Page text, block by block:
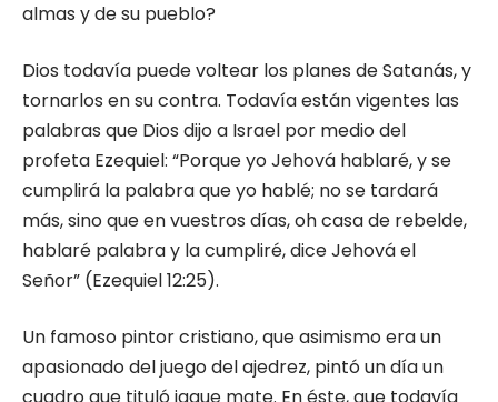
almas y de su pueblo?
Dios todavía puede voltear los planes de Satanás, y
tornarlos en su contra. Todavía están vigentes las
palabras que Dios dijo a Israel por medio del
profeta Ezequiel: “Porque yo Jehová hablaré, y se
cumplirá la palabra que yo hablé; no se tardará
más, sino que en vuestros días, oh casa de rebelde,
hablaré palabra y la cumpliré, dice Jehová el
Señor” (Ezequiel 12:25).
Un famoso pintor cristiano, que asimismo era un
apasionado del juego del ajedrez, pintó un día un